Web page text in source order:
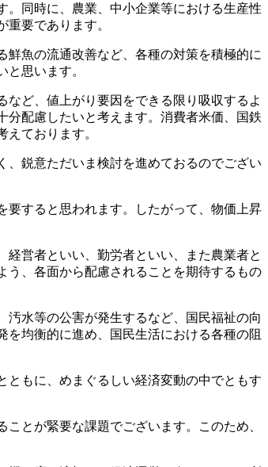
。同時に、農業、中小企業等における生産性
要であります。
魚の流通改善など、各種の対策を積極的に
思います。
ど、値上がり要因をできる限り吸収するよ
分配慮したいと考えます。消費者米価、国鉄
ております。
鋭意ただいま検討を進めておるのでござい
すると思われます。したがって、物価上昇
営者といい、勤労者といい、また農業者と
う、各面から配慮されることを期待するもの
水等の公害が発生するなど、国民福祉の向
を均衡的に進め、国民生活における各種の阻
もに、めまぐるしい経済変動の中でともす
とが緊要な課題でございます。このため、